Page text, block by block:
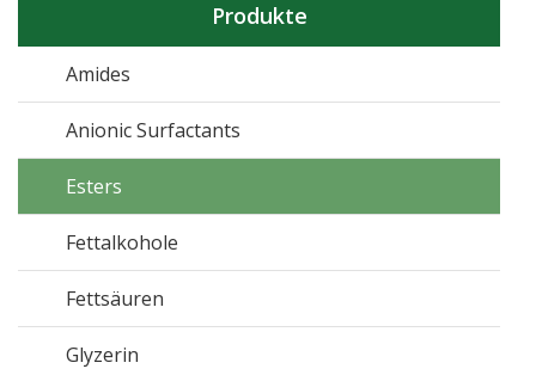
Produkte
Amides
Anionic Surfactants
Esters
Fettalkohole
Fettsäuren
Glyzerin